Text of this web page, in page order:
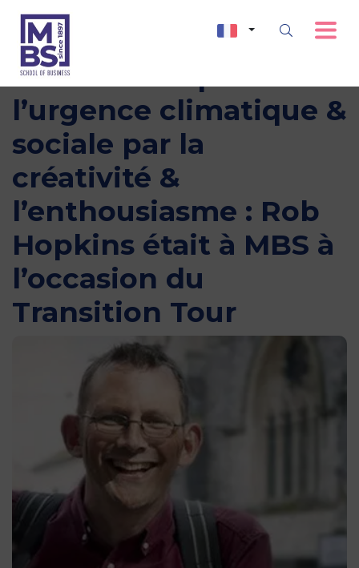
Comment répondre à
l’urgence climatique &
sociale par la
créativité &
l’enthousiasme : Rob
Hopkins était à MBS à
l’occasion du
Transition Tour